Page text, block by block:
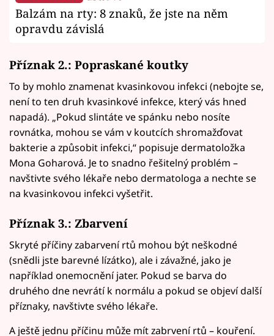
Balzám na rty: 8 znaků, že jste na něm
opravdu závislá
Příznak 2.: Popraskané koutky
To by mohlo znamenat kvasinkovou infekci (nebojte se,
není to ten druh kvasinkové infekce, který vás hned
napadá). „Pokud slintáte ve spánku nebo nosíte
rovnátka, mohou se vám v koutcích shromažďovat
bakterie a způsobit infekci,“ popisuje dermatoložka
Mona Goharová. Je to snadno řešitelný problém –
navštivte svého lékaře nebo dermatologa a nechte se
na kvasinkovou infekci vyšetřit.
Příznak 3.: Zbarvení
Skryté příčiny zabarvení rtů mohou být neškodné
(snědli jste barevné lízátko), ale i závažné, jako je
například onemocnění jater. Pokud se barva do
druhého dne nevrátí k normálu a pokud se objeví další
příznaky, navštivte svého lékaře.
A ještě jednu příčinu může mít zabrvení rtů – kouření.